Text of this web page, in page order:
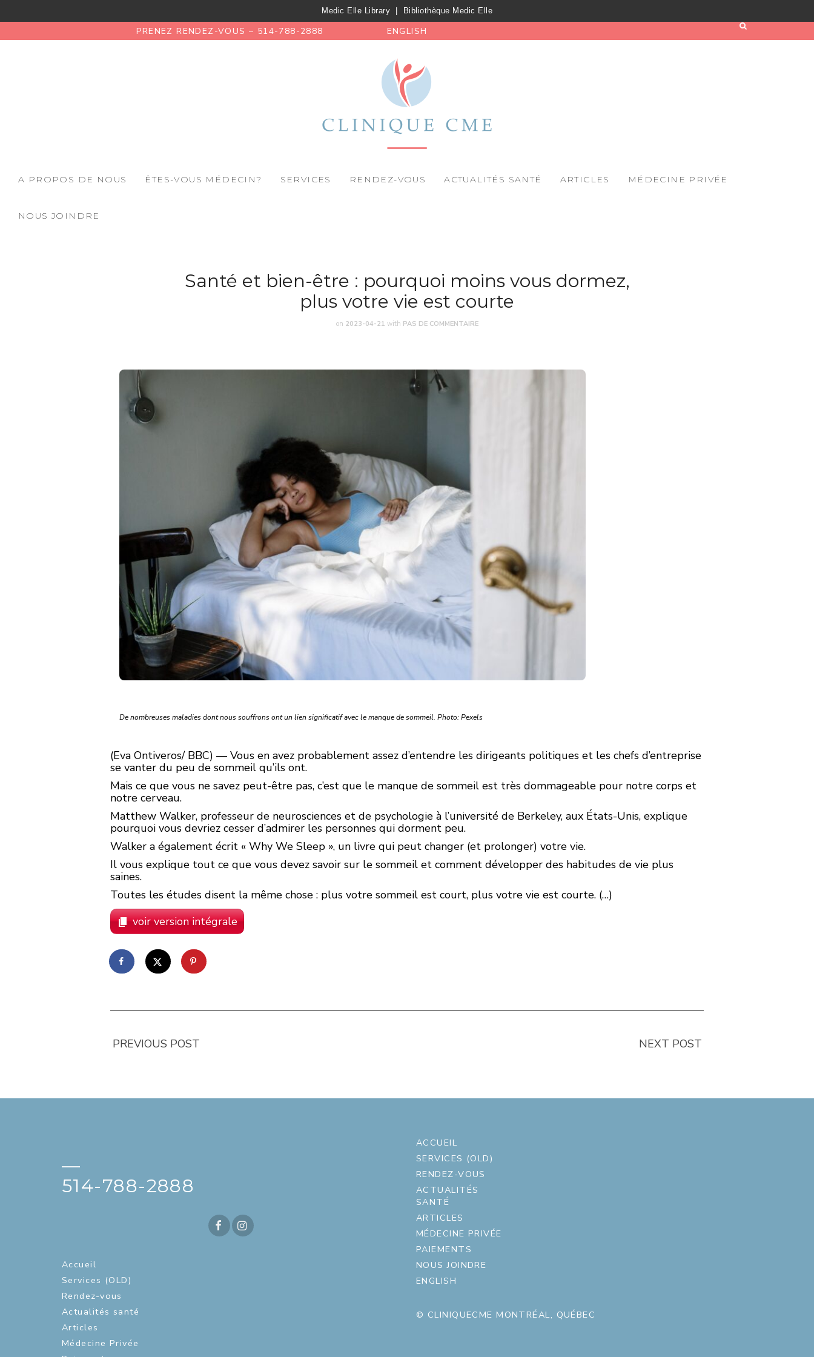
Medic Elle Library Bibliothèque Medic Elle
PRENEZ RENDEZ-VOUS – 514-788-2888 ENGLISH
A PROPOS DE NOUS ÊTES-VOUS MÉDECIN? SERVICES RENDEZ-VOUS ACTUALITÉS SANTÉ ARTICLES MÉDECINE PRIVÉE
NOUS JOINDRE
Santé et bien-être : pourquoi moins vous dormez,
plus votre vie est courte
on 2023-04-21 with PAS DE COMMENTAIRE
De nombreuses maladies dont nous souffrons ont un lien significatif avec le manque de sommeil. Photo: Pexels
(Eva Ontiveros/ BBC) — Vous en avez probablement assez d’entendre les dirigeants politiques et les chefs d’entreprise
se vanter du peu de sommeil qu’ils ont.
Mais ce que vous ne savez peut-être pas, c’est que le manque de sommeil est très dommageable pour notre corps et
notre cerveau.
Matthew Walker, professeur de neurosciences et de psychologie à l’université de Berkeley, aux États-Unis, explique
pourquoi vous devriez cesser d’admirer les personnes qui dorment peu.
Walker a également écrit « Why We Sleep », un livre qui peut changer (et prolonger) votre vie.
Il vous explique tout ce que vous devez savoir sur le sommeil et comment développer des habitudes de vie plus
saines.
Toutes les études disent la même chose : plus votre sommeil est court, plus votre vie est courte. (…)
voir version intégrale
PREVIOUS POST NEXT POST
—
514-788-2888
Accueil
Services (OLD)
Rendez-vous
Actualités santé
Articles
Médecine Privée
ACCUEIL
SERVICES (OLD)
RENDEZ-VOUS
ACTUALITÉS
SANTÉ
ARTICLES
MÉDECINE PRIVÉE
PAIEMENTS
NOUS JOINDRE
ENGLISH
© CLINIQUECME MONTRÉAL, QUÉBEC